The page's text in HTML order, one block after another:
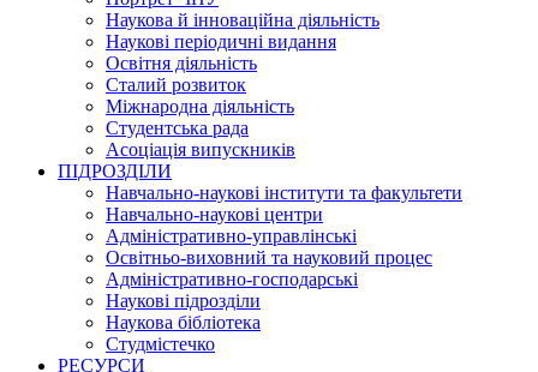
Наукова й інноваційна діяльність
Наукові періодичні видання
Освітня діяльність
Сталий розвиток
Міжнародна діяльність
Студентська рада
Асоціація випускників
ПІДРОЗДІЛИ
Навчально-наукові інститути та факультети
Навчально-наукові центри
Адміністративно-управлінські
Освітньо-виховний та науковий процес
Адміністративно-господарські
Наукові підрозділи
Наукова бібліотека
Студмістечко
РЕСУРСИ